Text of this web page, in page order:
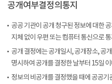
공개여부결정의통지
공공 기관이 공개 청구된 정보에 대한
지체 없이 우편 또는 컴퓨터 통신으로
공개 결정에는 공개일시, 공개장소, 공
명시하여 공개를 결정한 날부터 15일
정보의 비공개를 결정했을 때에 공공기